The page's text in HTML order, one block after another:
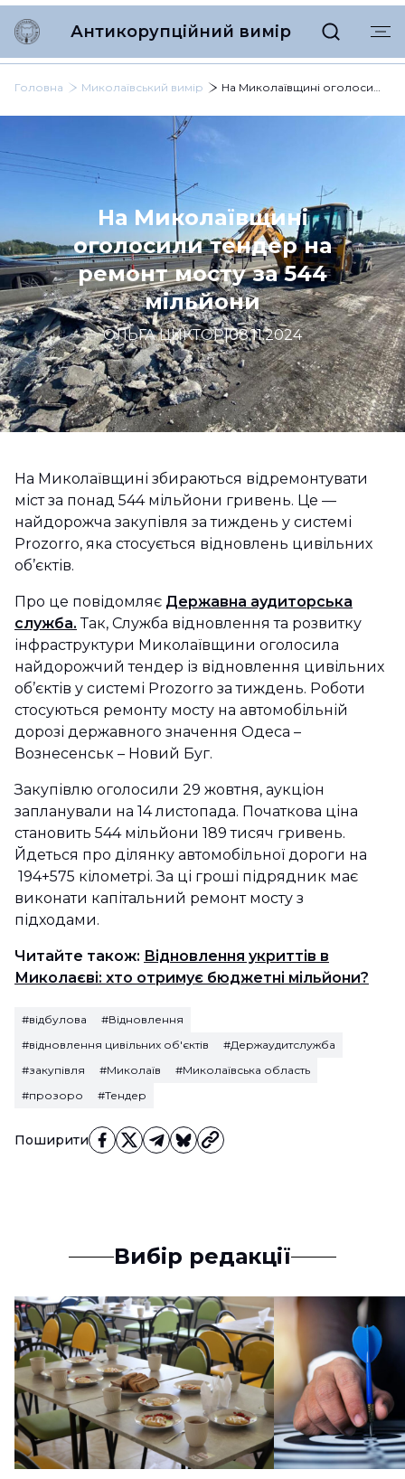
Антикорупційний вимір
Головна Миколаївський вимір На Миколаївщині оголосили тендер на ремонт мосту за 544 мільйони
На Миколаївщині
оголосили тендер на
ремонт мосту за 544
мільйони
ОЛЬГА ЦИКТОР|08.11.2024
Поширити
На Миколаївщині збираються відремонтувати
міст за понад 544 мільйони гривень. Це —
найдорожча закупівля за тиждень у системі
Prozorro, яка стосується відновлень цивільних
об’єктів.
Про це повідомляє Державна аудиторська
служба. Так, Служба відновлення та розвитку
інфраструктури Миколаївщини оголосила
найдорожчий тендер із відновлення цивільних
об’єктів у системі Prozorro за тиждень. Роботи
стосуються ремонту мосту на автомобільній
дорозі державного значення Одеса –
Вознесенськ – Новий Буг.
Закупівлю оголосили 29 жовтня, аукціон
запланували на 14 листопада. Початкова ціна
становить 544 мільйони 189 тисяч гривень.
Йдеться про ділянку автомобільної дороги на
194+575 кілометрі. За ці гроші підрядник має
виконати капітальний ремонт мосту з
підходами.
Читайте також: Відновлення укриттів в
Миколаєві: хто отримує бюджетні мільйони?
#відбулова
#Відновлення
#відновлення цивільних об'єктів
#Держаудитслужба
#закупівля
#Миколаїв
#Миколаївська область
#прозоро
#Тендер
Вибір редакції